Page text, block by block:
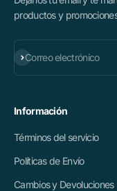
productos y
Correo electrónico
Suscribirse
Información
Términos del servicio
Políticas de Envío
Cambios y Devoluciones